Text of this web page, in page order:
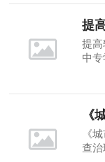
对
发
提
提
中
所
安全
《
查